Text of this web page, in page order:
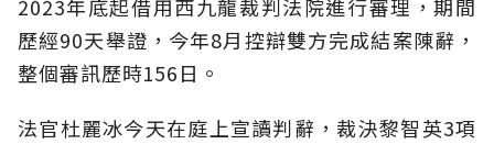
2023年底起借用西九龍裁判法院進行審理，期間
歷經90天舉證，今年8月控辯雙方完成結案陳辭，
整個審訊歷時156日。
法官杜麗冰今天在庭上宣讀判辭，裁決黎智英3項